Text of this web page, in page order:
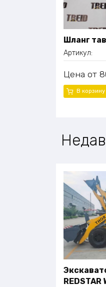
Шланг
Артикул:
Цена
В корзину